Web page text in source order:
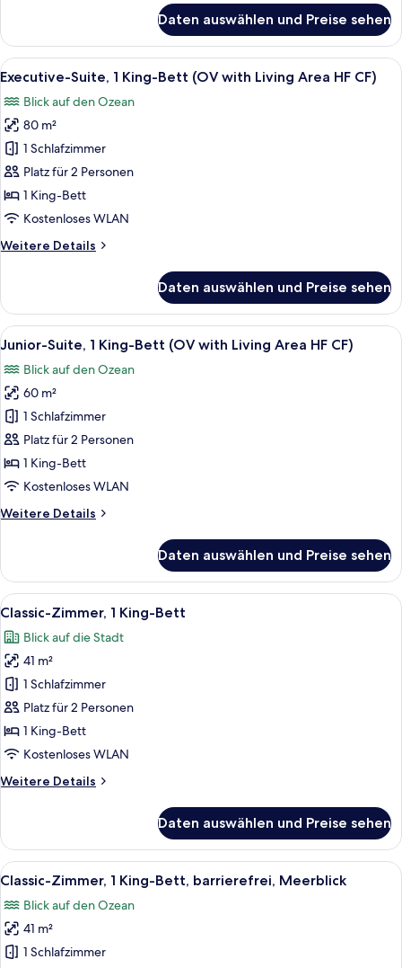
anzeigen
Suite,
1 King-
Bett
with
Living
Area
HF)
Daten auswählen und Preise sehen
Alle
Fotos
für
Executive-
Suite,
1 King-
Bett
(OV
Living
CF)
anzeigen
Ein modernes Badezimmer mit
10
Executive-Suite, 1 King-Bett (OV with Living Area HF CF)
Blick auf den Ozean
80 m²
1 Schlafzimmer
Platz für 2 Personen
1 King-Bett
Kostenloses WLAN
Weitere Details
Weitere
Suite,
1 King-
Bett
with
Living
Area
HF
CF)
Daten auswählen und Preise sehen
Alle
Fotos
für
Junior-
Suite,
1 King-
Bett
(OV
Living
CF)
anzeigen
Bettwäsche aus ägyptischer
8
Junior-Suite, 1 King-Bett (OV with Living Area HF CF)
Blick auf den Ozean
60 m²
1 Schlafzimmer
Platz für 2 Personen
1 King-Bett
Kostenloses WLAN
Weitere Details
Weitere
Suite,
1 King-
Bett
with
Living
Area
HF
CF)
Daten auswählen und Preise sehen
Alle
Fotos
für
Classic-
Zimmer,
1 King-
Bett
anzeigen
Ein modernes Hotelzimmer mit
12
Classic-Zimmer, 1 King-Bett
Blick auf die Stadt
41 m²
1 Schlafzimmer
Platz für 2 Personen
1 King-Bett
Kostenloses WLAN
Weitere Details
Weitere
Zimmer,
1 King-
Bett
Daten auswählen und Preise sehen
Alle
Fotos
für
Classic-
Zimmer,
Ein modernes Hotelzimmer mit
6
Classic-Zimmer, 1 King-Bett, barrierefrei, Meerblick
Blick auf den Ozean
41 m²
1 Schlafzimmer